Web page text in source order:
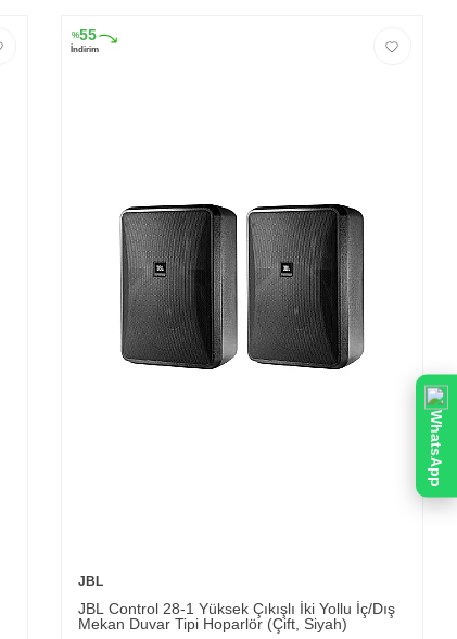
%55
İndirim
JBL
JBL Control 28-1 Yüksek Çıkışlı İki Yollu İç/Dış
Mekan Duvar Tipi Hoparlör (Çift, Siyah)
WhatsApp